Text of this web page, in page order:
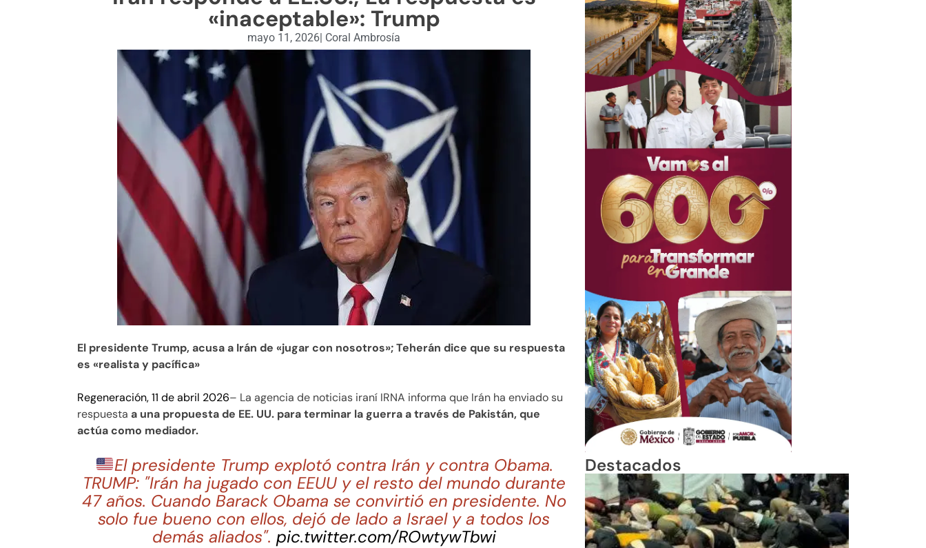
«inaceptable»: Trump
mayo 11, 2026 Coral Ambrosía
El presidente Trump, acusa a Irán de «jugar con nosotros»; Teherán dice que su respuesta
es «realista y pacífica»
Regeneración, 11 de abril 2026– La agencia de noticias iraní IRNA informa que Irán ha enviado su
respuesta a una propuesta de EE. UU. para terminar la guerra a través de Pakistán, que
actúa como mediador.
El presidente Trump explotó contra Irán y contra Obama.
TRUMP: "Irán ha jugado con EEUU y el resto del mundo durante
47 años. Cuando Barack Obama se convirtió en presidente. No
solo fue bueno con ellos, dejó de lado a Israel y a todos los
demás aliados". pic.twitter.com/ROwtywTbwi
Destacados